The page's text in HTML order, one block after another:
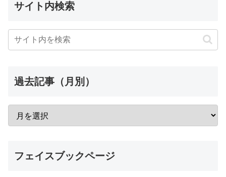
サイト内検索
過去記事（月別）
フェイスブックページ